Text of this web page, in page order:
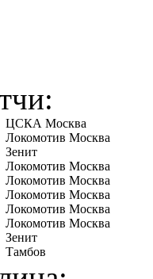
ЦСКА Москва
Локомотив Москва
Зенит
Локомотив Москва
Локомотив Москва
Локомотив Москва
Локомотив Москва
Локомотив Москва
Зенит
Тамбов